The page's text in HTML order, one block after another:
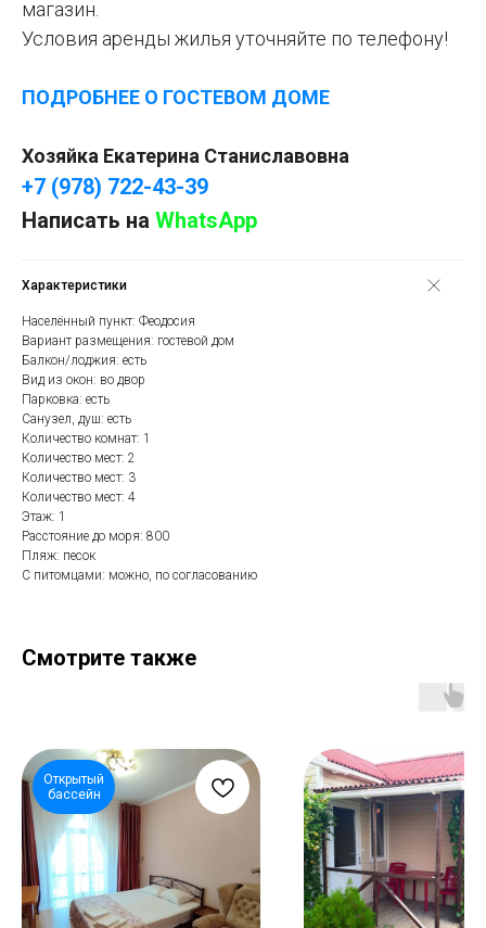
магазин.
Условия аренды жилья уточняйте по телефону!
ПОДРОБНЕЕ О ГОСТЕВОМ ДОМЕ
Хозяйка Екатерина Станиславовна
+7 (978) 722-43-39
Написать на WhatsApp
Характеристики
Населённый пункт: Феодосия
Вариант размещения: гостевой дом
Балкон/лоджия: есть
Вид из окон: во двор
Парковка: есть
Санузел, душ: есть
Количество комнат: 1
Количество мест: 2
Количество мест: 3
Количество мест: 4
Этаж: 1
Расстояние до моря: 800
Пляж: песок
С питомцами: можно, по согласованию
Смотрите также
Открытый
бассейн